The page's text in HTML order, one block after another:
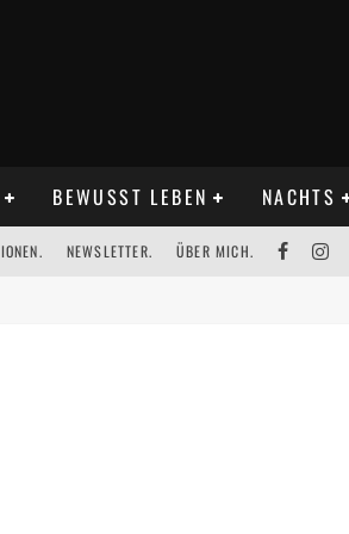
BEWUSST LEBEN NACHTS
NEWSLETTER. ÜBER MICH.